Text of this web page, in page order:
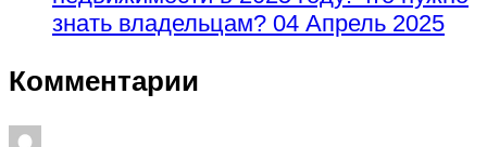
знать владельцам? 04 Апрель 2025
Комментарии